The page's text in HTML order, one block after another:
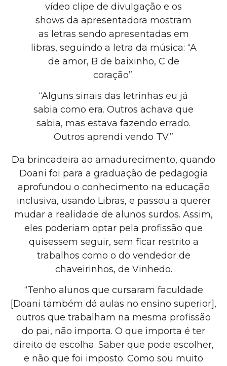
vídeo clipe de divulgação e os
shows da apresentadora mostram
as letras sendo apresentadas em
libras, seguindo a letra da música: “A
de amor, B de baixinho, C de
coração”.
“Alguns sinais das letrinhas eu já
sabia como era. Outros achava que
sabia, mas estava fazendo errado.
Outros aprendi vendo TV.”
Da brincadeira ao amadurecimento, quando
Doani foi para a graduação de pedagogia
aprofundou o conhecimento na educação
inclusiva, usando Libras, e passou a querer
mudar a realidade de alunos surdos. Assim,
eles poderiam optar pela profissão que
quisessem seguir, sem ficar restrito a
trabalhos como o do vendedor de
chaveirinhos, de Vinhedo.
“Tenho alunos que cursaram faculdade
[Doani também dá aulas no ensino superior],
outros que trabalham na mesma profissão
do pai, não importa. O que importa é ter
direito de escolha. Saber que pode escolher,
e não que foi imposto. Como sou muito